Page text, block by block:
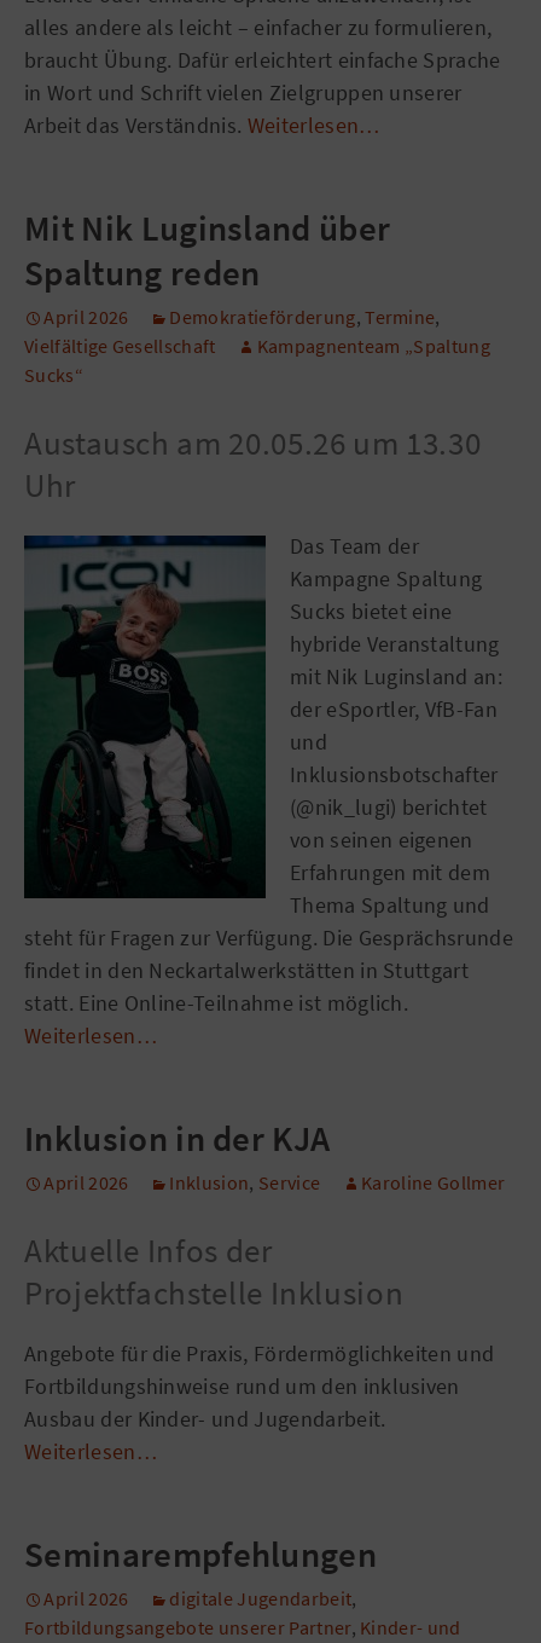
alles andere als leicht – einfacher zu formulieren,
braucht Übung. Dafür erleichtert einfache Sprache
in Wort und Schrift vielen Zielgruppen unserer
Arbeit das Verständnis. Weiterlesen…
Mit Nik Luginsland über
Spaltung reden
April 2026 Demokratieförderung,Termine,
Vielfältige Gesellschaft
Kampagnenteam „Spaltung
Sucks“
Austausch am 20.05.26 um 13.30
Uhr
Das Team der
Kampagne Spaltung
Sucks bietet eine
hybride Veranstaltung
mit Nik Luginsland an:
der eSportler, VfB-Fan
und
Inklusionsbotschafter
(@nik_lugi) berichtet
von seinen eigenen
Erfahrungen mit dem
Thema Spaltung und
steht für Fragen zur Verfügung. Die Gesprächsrunde
findet in den Neckartalwerkstätten in Stuttgart
statt. Eine Online-Teilnahme ist möglich.
Weiterlesen…
Inklusion in der KJA
April 2026 Inklusion, Service Karoline Gollmer
Aktuelle Infos der
Projektfachstelle Inklusion
Angebote für die Praxis, Fördermöglichkeiten und
Fortbildungshinweise rund um den inklusiven
Ausbau der Kinder- und Jugendarbeit.
Weiterlesen…
Seminarempfehlungen
April 2026 digitale Jugendarbeit,
Fortbildungsangebote unserer Partner, Kinder- und